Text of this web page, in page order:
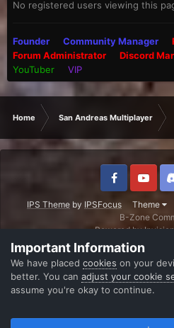
No registered users viewing this
Founder Community Manager
Forum Administrator
Discord
YouTuber
VIP
Home San Andreas Multiplayer
IPS Theme by IPSFocus Theme
B-Zone
Powered by
Important Information
We have placed cookies on your
better. You can adjust your cookie
assume you're okay to continue.